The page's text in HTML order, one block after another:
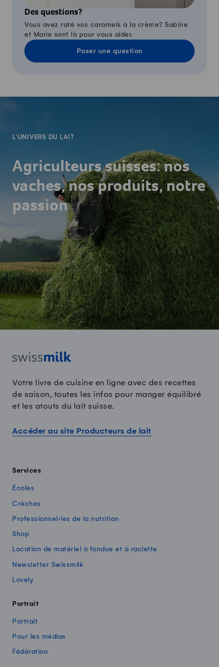
Des questions?
Vous avez raté vos caramels à la crème? Sabine
et Marie sont là pour vous aider.
Poser une question
L'UNIVERS DU LAIT
Agriculteurs suisses: nos
vaches, nos produits, notre
passion
Votre livre de cuisine en ligne avec des recettes
de saison, toutes les infos pour manger équilibré
et les atouts du lait suisse.
Accéder au site Producteurs de lait
Services
Écoles
Crèches
Professionnel·les de la nutrition
Shop
Location de matériel à fondue et à raclette
Newsletter Swissmilk
Lovely
Portrait
Portrait
Pour les médias
Fédération